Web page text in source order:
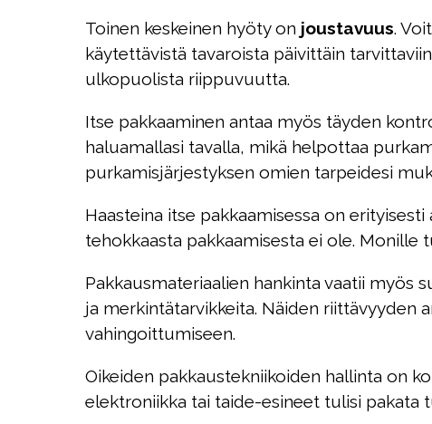
Toinen keskeinen hyöty on joustavuus.
käytettävistä tavaroista päivittäin
ulkopuolista riippuvuutta.
Itse pakkaaminen antaa myös täyden
haluamallasi tavalla, mikä helpottaa
purkamisjärjestyksen omien tarpeidesi
Haasteina itse pakkaamisessa on
tehokkaasta pakkaamisesta ei ole. Monille
Pakkausmateriaalien hankinta vaatii myös
ja merkintätarvikkeita. Näiden riittävyyden
vahingoittumiseen.
Oikeiden pakkaustekniikoiden hallinta on
elektroniikka tai taide-esineet tulisi pakata